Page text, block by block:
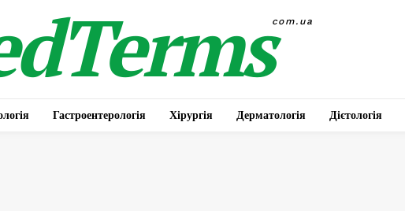
com.ua
Гастроентерологія Хірургія Дерматологія Дієтологія